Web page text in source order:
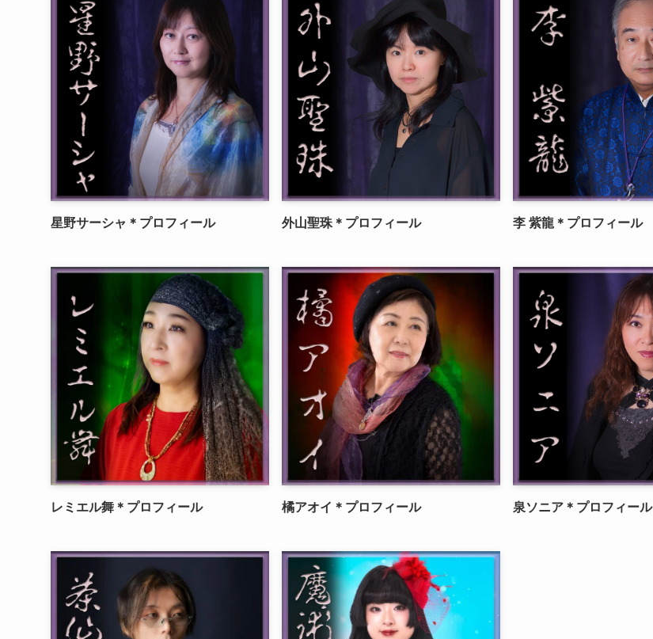
星野サーシャ＊プロフィール 外山聖珠＊プロフィール 李 紫龍＊プロフィール
レミエル舞＊プロフィール 橘アオイ＊プロフィール 泉ソニア＊プロフィール